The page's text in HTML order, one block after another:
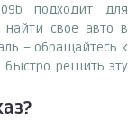
подходит для
найти свое авто в
– обращайтесь к
решить эту